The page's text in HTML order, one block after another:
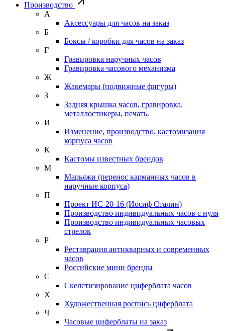
Производство
А
Аксессуары для часов на заказ
Б
Боксы / коробки для часов на заказ
Г
Гравировка наручных часов
Гравировка часового механизма
Ж
Жакемары (подвижные фигуры)
З
Задняя крышка часов, гравировка,
металлостикеры, печать.
И
Изменение, производство, кастомизация
корпуса часов
К
Кастомы известных брендов
М
Марьяжи (перенос карманных часов в
наручные корпуса)
П
Проект ИС-20-16 (Иосиф Сталин)
Производство индивидуальных часов с нуля
Производство индивидуальных часовых
стрелок
Р
Реставрация антикварных и современных
часов
Российские мини бренды
С
Скелетизирование циферблата часов
Х
Художественная роспись циферблата
Ч
Часовые циферблаты на заказ